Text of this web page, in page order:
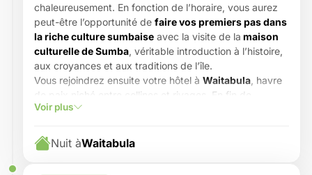
chaleureusement. En fonction de l’horaire, vous aurez
peut-être l’opportunité de faire vos premiers pas dans
la riche culture sumbaise avec la visite de la maison
culturelle de Sumba, véritable introduction à l’histoire,
aux croyances et aux traditions de l’île.
Vous rejoindrez ensuite votre hôtel à Waitabula , havre
de paix niché entre collines et rivages. En fin de
journée, offrez-vous un moment de contemplation sur la
coucher de soleil spectaculaire
les plages lointaines et les villages traditionnels
Voir plus
Nuit àWaitabula